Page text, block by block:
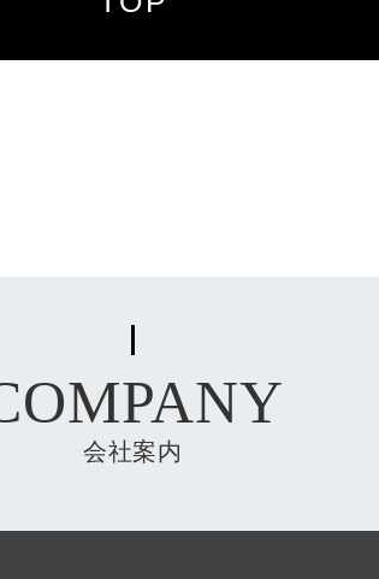
会社案内